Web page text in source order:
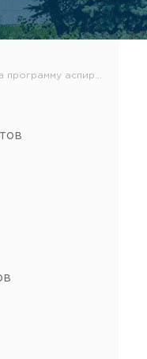
(перевода)
прав и лицензирования
семей»
программу аспирантуры